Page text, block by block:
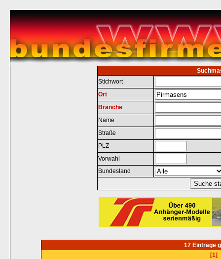
Stichwort
Ort
Branche
Name
Straße
PLZ
Vorwahl
Bundesland
17 Einträge
[1]